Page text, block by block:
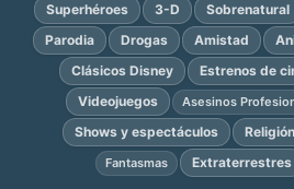
Superhéroes
3-D Sobrenatural
Parodia
Drogas Amistad
Clásicos Disney Estrenos de
Videojuegos
Asesinos
Shows y espectáculos
Religión
Fantasmas Extraterrestres